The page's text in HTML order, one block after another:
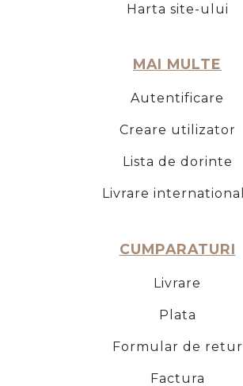
Harta site-ului
MAI MULTE
Autentificare
Creare utilizator
Lista de dorinte
Livrare
CUMPARATURI
Livrare
Plata
Formular de retur
Factura